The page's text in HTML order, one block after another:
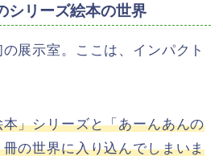
シリーズ絵本の世界
展示室。ここは、インパクト
」シリーズと「あーんあんの
の世界に入り込んでしまいま